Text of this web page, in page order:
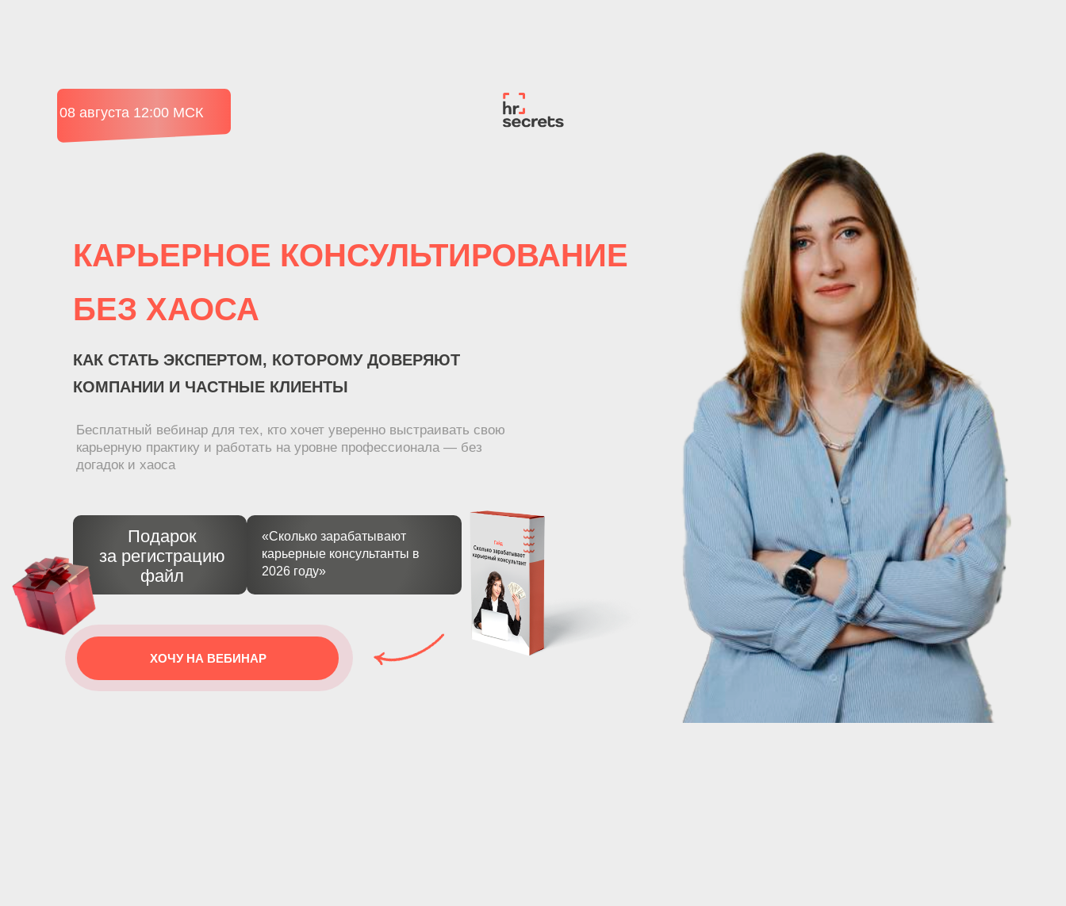
КАК СТАТЬ ЭКСПЕРТОМ, КОТОРОМУ ДОВЕРЯЮТ
КОМПАНИИ И ЧАСТНЫЕ КЛИЕНТЫ
«Сколько зарабатывают
карьерные консультанты в
2026 году»
Подарок
за регистрацию
файл
Бесплатный вебинар для тех, кто хочет уверенно выстраивать свою
карьерную практику и работать на уровне профессионала — без
догадок и хаоса
ХОЧУ НА ВЕБИНАР
КАРЬЕРНОЕ КОНСУЛЬТИРОВАНИЕ
БЕЗ ХАОСА
08 августа 12:00 МСК